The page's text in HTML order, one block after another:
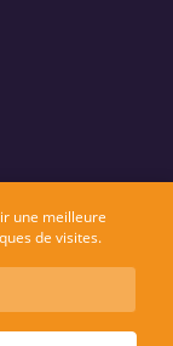
une meilleure
de visites.